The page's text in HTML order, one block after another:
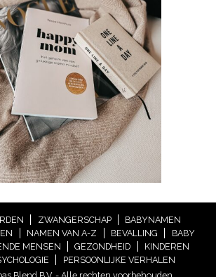
ZWANGERSCHAP
BABYNAMEN
NAMEN VAN A-Z BEVALLING
BABY
MENSEN GEZONDHEID
KINDEREN
PERSOONLIJKE VERHALEN